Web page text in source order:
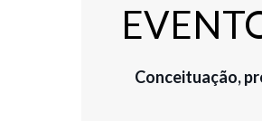
Conceituação,